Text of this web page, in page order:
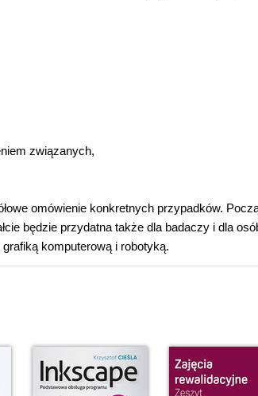
związanych,
omówienie konkretnych przypadków.
będzie przydatna także dla badaczy i dla
komputerową i robotyką.